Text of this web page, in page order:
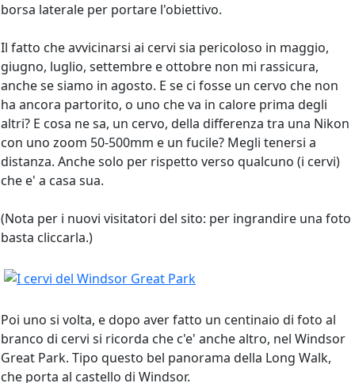
borsa laterale per portare l'obiettivo.
Il fatto che avvicinarsi ai cervi sia pericoloso in maggio,
giugno, luglio, settembre e ottobre non mi rassicura,
anche se siamo in agosto. E se ci fosse un cervo che non
ha ancora partorito, o uno che va in calore prima degli
altri? E cosa ne sa, un cervo, della differenza tra una Nikon
con uno zoom 50-500mm e un fucile? Megli tenersi a
distanza. Anche solo per rispetto verso qualcuno (i cervi)
che e' a casa sua.
(Nota per i nuovi visitatori del sito: per ingrandire una foto
basta cliccarla.)
Poi uno si volta, e dopo aver fatto un centinaio di foto al
branco di cervi si ricorda che c'e' anche altro, nel Windsor
Great Park. Tipo questo bel panorama della Long Walk,
che porta al castello di Windsor.